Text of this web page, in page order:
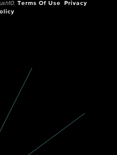
Terms Of Use
Privacy